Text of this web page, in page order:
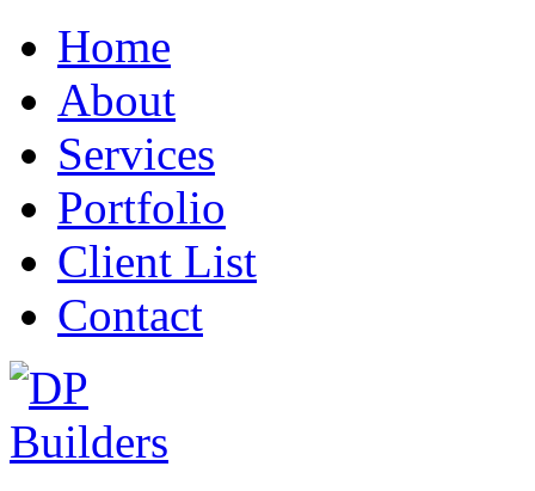
Home
About
Services
Portfolio
Client List
Contact